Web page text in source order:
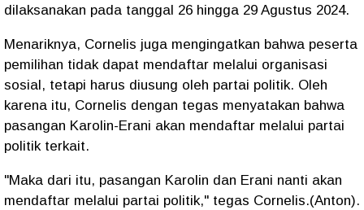
dilaksanakan pada tanggal 26 hingga 29 Agustus 2024.
Menariknya, Cornelis juga mengingatkan bahwa peserta
pemilihan tidak dapat mendaftar melalui organisasi
sosial, tetapi harus diusung oleh partai politik. Oleh
karena itu, Cornelis dengan tegas menyatakan bahwa
pasangan Karolin-Erani akan mendaftar melalui partai
politik terkait.
"Maka dari itu, pasangan Karolin dan Erani nanti akan
mendaftar melalui partai politik," tegas Cornelis.(Anton).